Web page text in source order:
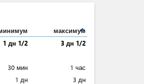
expand_less
максимум
1 дн 1/2
3 дн 1/2
30 мин
1 час
1 дн 3 дн